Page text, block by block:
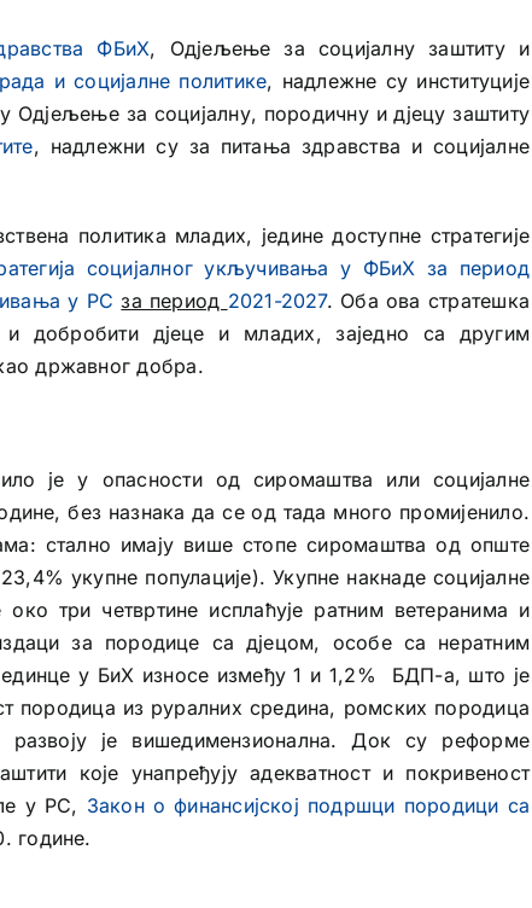
ФБиХ, Одјељење за социјалну заштиту и
и социјалне политике, надлежне су институције
за социјалну, породичну и дјецу заштиту
, надлежни су за питања здравства и социјалне
политика младих, једине доступне стратегије
социјалног укључивања у ФБиХ за период
у РСза период 2021-2027. Оба ова стратешка
добробити дјеце и младих, заједно са другим
државног добра.
је у опасности од сиромаштва или социјалне
без назнака да се од тада много промијенило.
стално имају више стопе сиромаштва од опште
укупне популације). Укупне накнаде социјалне
три четвртине исплаћује ратним ветеранима и
за породице са дјецом, особе са нератним
у БиХ износе између 1 и 1,2% БДП-а, што је
породица из руралних средина, ромских породица
је вишедимензионална. Док су реформе
које унапређују адекватност и покривеност
у РС, Закон о финансијској подршци породици са
године.